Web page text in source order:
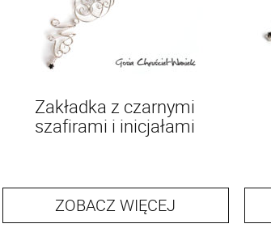
Zakładka z czarnymi
szafirami i inicjałami
ZOBACZ WIĘCEJ